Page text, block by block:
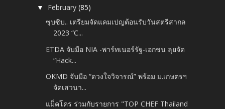
▼ February(85)
ซุบซิบ.. เตรียมจัดแคมเปญต้อนรับวันสตรีสากล
2023 “C...
ETDA จับมือ NIA -​พาร์ทเนอร์รัฐ-เอกชน ลุยจัด
“Hack...
OKMD จับมือ “ดวงใจวิจารณ์” พร้อม ม.เกษตรฯ
จัดเสวนา...
แม็คโคร ร่วมกับรายการ "TOP CHEF Thailand